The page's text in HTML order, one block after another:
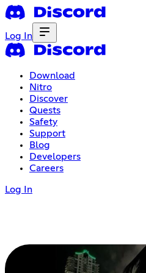
Log In
Download
Nitro
Discover
Quests
Safety
Support
Blog
Developers
Careers
Log In